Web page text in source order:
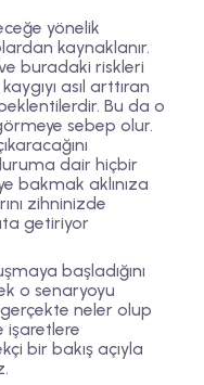
yönelik
kaynaklanır.
buradaki riskleri
asıl arttıran
Bu da o
sebep olur.
dair hiçbir
bakmak aklınıza
zihninizde
getiriyor
başladığını
o senaryoyu
neler olup
işaretlere
bir bakış açıyla